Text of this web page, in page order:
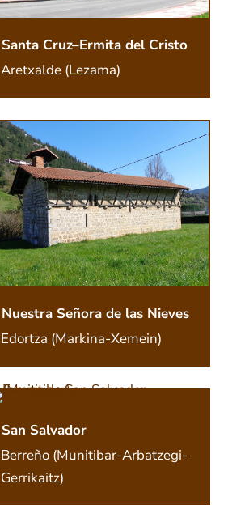
Santa Cruz–Ermita del Cristo
Aretxalde (Lezama)
Nuestra Señora de las Nieves
Edortza (Markina-Xemein)
San Salvador
Berreño (Munitibar-Arbatzegi-
Gerrikaitz)